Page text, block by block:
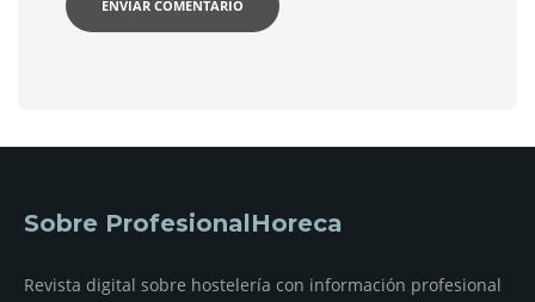
Sobre ProfesionalHoreca
Revista digital sobre hostelería con información profesional